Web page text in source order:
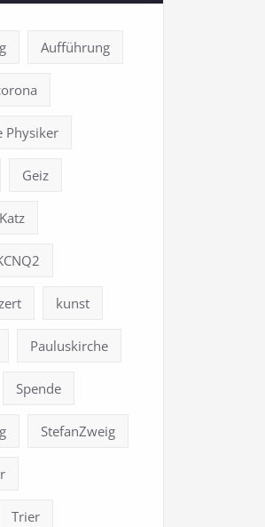
Aufführung
Physiker
Geiz
Katz
kunst
Pauluskirche
Spende
StefanZweig
Trier